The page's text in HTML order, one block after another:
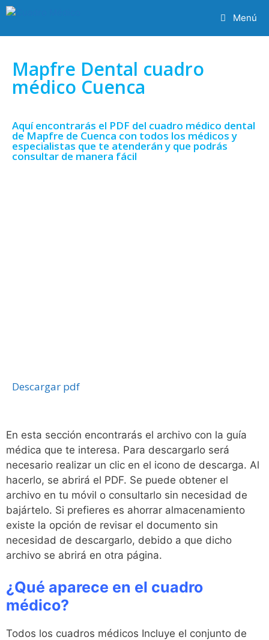
Menú
Mapfre Dental cuadro
médico Cuenca
Aquí encontrarás el PDF del cuadro médico dental
de Mapfre de Cuenca con todos los médicos y
especialistas que te atenderán y que podrás
consultar de manera fácil
Descargar pdf
En esta sección encontrarás el archivo con la guía
médica que te interesa. Para descargarlo será
necesario realizar un clic en el icono de descarga. Al
hacerlo, se abrirá el PDF. Se puede obtener el
archivo en tu móvil o consultarlo sin necesidad de
bajártelo. Si prefieres es ahorrar almacenamiento
existe la opción de revisar el documento sin
necesidad de descargarlo, debido a que dicho
archivo se abrirá en otra página.
¿Qué aparece en el cuadro
médico?
Todos los cuadros médicos Incluye el conjunto de